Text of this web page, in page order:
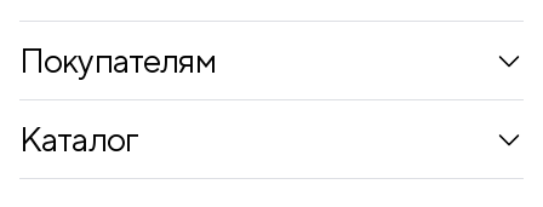
Покупателям
Каталог